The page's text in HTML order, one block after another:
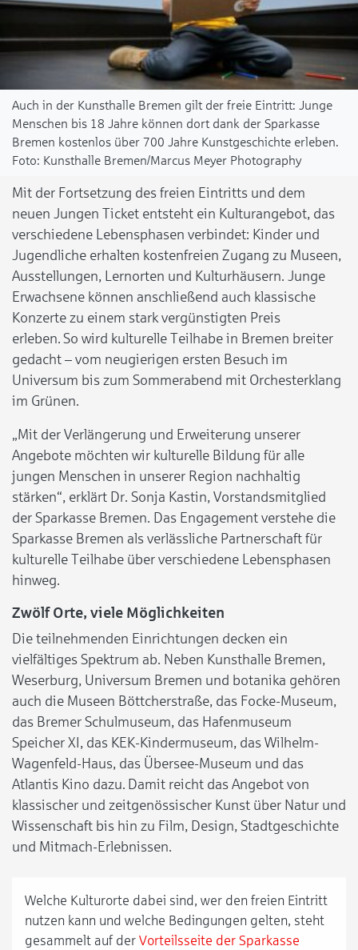
Auch in der Kunsthalle Bremen gilt der freie Eintritt: Junge
Menschen bis 18 Jahre können dort dank der Sparkasse
Bremen kostenlos über 700 Jahre Kunstgeschichte erleben.
Kunsthalle Bremen/Marcus Meyer Photography
Mit der Fortsetzung des freien Eintritts und dem
neuen Jungen Ticket entsteht ein Kulturangebot, das
verschiedene Lebensphasen verbindet: Kinder und
Jugendliche erhalten kostenfreien Zugang zu Museen,
Ausstellungen, Lernorten und Kulturhäusern. Junge
Erwachsene können anschließend auch klassische
Konzerte zu einem stark vergünstigten Preis
erleben. So wird kulturelle Teilhabe in Bremen breiter
gedacht – vom neugierigen ersten Besuch im
Universum bis zum Sommerabend mit Orchesterklang
im Grünen.
„Mit der Verlängerung und Erweiterung unserer
Angebote möchten wir kulturelle Bildung für alle
jungen Menschen in unserer Region nachhaltig
stärken“, erklärt Dr. Sonja Kastin, Vorstandsmitglied
der Sparkasse Bremen. Das Engagement verstehe die
Sparkasse Bremen als verlässliche Partnerschaft für
kulturelle Teilhabe über verschiedene Lebensphasen
hinweg.
Zwölf Orte, viele Möglichkeiten
Die teilnehmenden Einrichtungen decken ein
vielfältiges Spektrum ab. Neben Kunsthalle Bremen,
Weserburg, Universum Bremen und botanika gehören
auch die Museen Böttcherstraße, das Focke-Museum,
das Bremer Schulmuseum, das Hafenmuseum
Speicher XI, das KEK-Kindermuseum, das Wilhelm-
Wagenfeld-Haus, das Übersee-Museum und das
Atlantis Kino dazu. Damit reicht das Angebot von
klassischer und zeitgenössischer Kunst über Natur und
Wissenschaft bis hin zu Film, Design, Stadtgeschichte
und Mitmach-Erlebnissen.
Welche Kulturorte dabei sind, wer den freien Eintritt
nutzen kann und welche Bedingungen gelten, steht
gesammelt auf der Vorteilsseite der Sparkasse